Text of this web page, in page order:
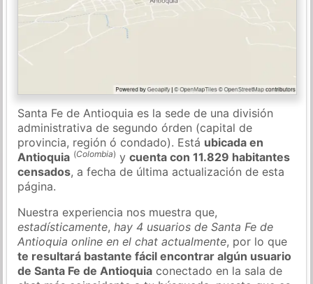
Santa Fe de Antioquia es la sede de una división
administrativa de segundo órden (capital de
provincia, región ó condado). Está ubicada en
Antioquia (Colombia) ycuenta con 11.829 habitantes
censados, a fecha de última actualización de esta
página.
Nuestra experiencia nos muestra que,
estadísticamente,hay 4 usuarios de Santa Fe de
Antioquia online en el chat actualmente, por lo que
te resultará bastante fácil encontrar algún usuario
de Santa Fe de Antioquia conectado en la sala de